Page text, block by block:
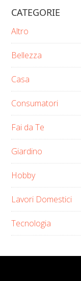
CATEGORIE
Altro
Bellezza
Casa
Consumatori
Fai da Te
Giardino
Hobby
Lavori Domestici
Tecnologia